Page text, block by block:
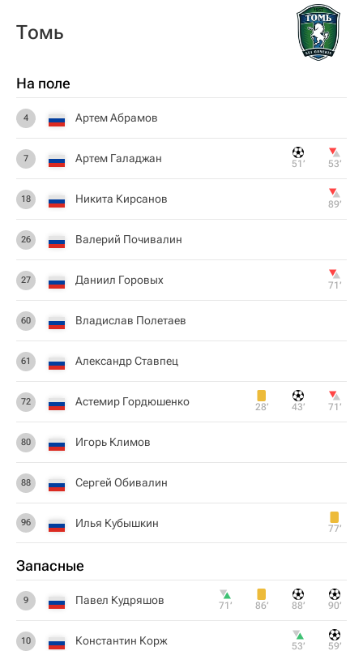
Томь
На поле
4 Артем Абрамов
7 Артем Галаджан 51‎’‎ 53‎’‎
18 Никита Кирсанов 89‎’‎
26 Валерий Почивалин
27 Даниил Горовых 71‎’‎
60 Владислав Полетаев
61 Александр Ставпец
72 Астемир Гордюшенко 28‎’‎ 43‎’‎ 71‎’‎
80 Игорь Климов
88 Сергей Обивалин
96 Илья Кубышкин 77‎’‎
Запасные
9 Павел Кудряшов 71‎’‎ 86‎’‎ 88‎’‎ 90‎’‎
10 Константин Корж 53‎’‎ 59‎’‎